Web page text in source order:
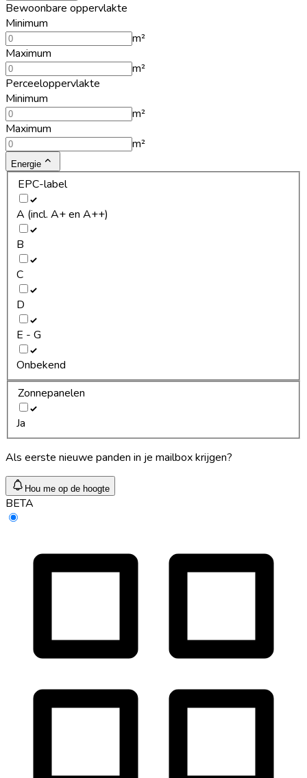
Bewoonbare oppervlakte
Minimum
m²
Maximum
m²
Perceeloppervlakte
Minimum
m²
Maximum
m²
Energie
EPC-label
A (incl. A+ en A++)
B
C
D
E - G
Onbekend
Zonnepanelen
Ja
Als eerste nieuwe panden in je mailbox krijgen?
Hou me op de hoogte
BETA